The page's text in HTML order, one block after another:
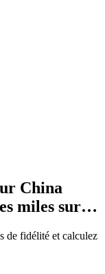
China
miles sur…
de fidélité et calculez